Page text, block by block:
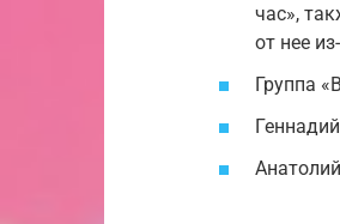
час»,
от нее
Группа